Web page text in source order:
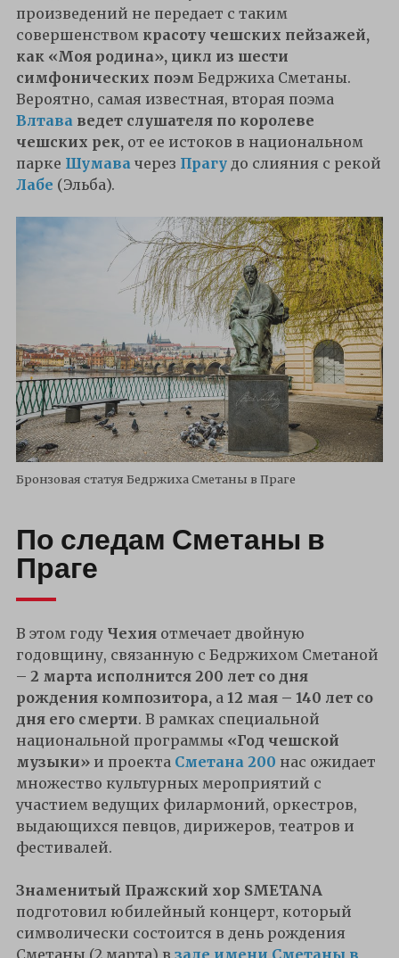
произведений не передает с таким
совершенством красоту чешских пейзажей,
как «Моя родина», цикл из шести
симфонических поэм Бедржиха Сметаны.
Вероятно, самая известная, вторая поэма
Влтава ведет слушателя по королеве
чешских рек, от ее истоков в национальном
парке Шумава через Прагу до слияния с рекой
Лабе (Эльба).
Бронзовая статуя Бедржиха Сметаны в Праге
По следам Сметаны в
Праге
В этом году Чехия отмечает двойную
годовщину, связанную с Бедржихом Сметаной
– 2 марта исполнится 200 лет со дня
рождения композитора, a 12 мая – 140 лет со
дня его смерти. В рамках специальной
национальной программы «Год чешской
музыки» и проекта Сметана 200 нас ожидает
множество культурных мероприятий с
участием ведущих филармоний, оркестров,
выдающихся певцов, дирижеров, театров и
фестивалей.
Знаменитый Пражский хор SMETANA
подготовил юбилейный концерт, который
символически состоится в день рождения
Сметаны (2 марта) в зале имени Сметаны в